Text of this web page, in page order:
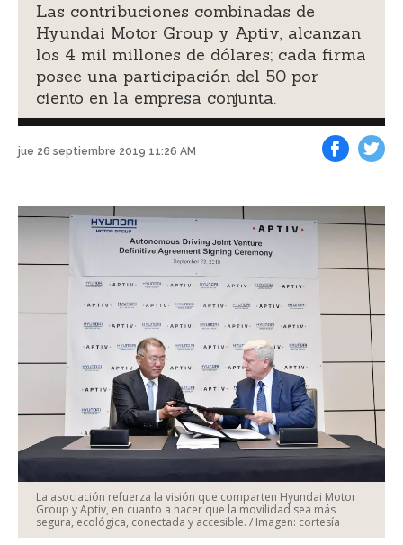
Las contribuciones combinadas de
Hyundai Motor Group y Aptiv, alcanzan
los 4 mil millones de dólares; cada firma
posee una participación del 50 por
ciento en la empresa conjunta.
jue 26 septiembre 2019 11:26 AM
La asociación refuerza la visión que comparten Hyundai Motor
Group y Aptiv, en cuanto a hacer que la movilidad sea más
segura, ecológica, conectada y accesible. / Imagen: cortesía